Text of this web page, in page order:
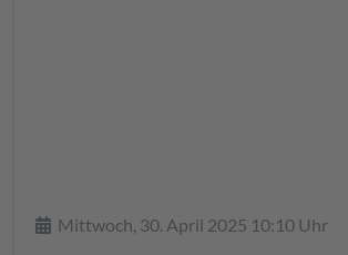
DetailsMittwoch, 30. April 2025 10:10 Uhr